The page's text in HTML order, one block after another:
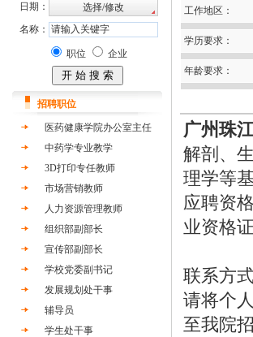
日期：
名称：
职位 企业
招聘职位
医药健康学院办公室主任
中药学专业教学
3D打印专任教师
市场营销教师
人力资源管理教师
组织部副部长
宣传部副部长
学校党委副书记
发展规划处干事
辅导员
学生处干事
工作地区：
学历要求：
年龄要求：
广州珠
解剖、
理学等
应聘资
业资格
联系方式
请将个
至我院